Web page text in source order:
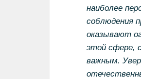
наиболее
соблюдения
оказывают
этой сфере,
важным.